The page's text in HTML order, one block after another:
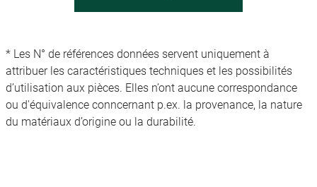
* Les N° de références données servent uniquement à
attribuer les caractéristiques techniques et les possibilités
d’utilisation aux pièces. Elles n’ont aucune correspondance
ou d'équivalence conncernant p.ex. la provenance, la nature
du matériaux d’origine ou la durabilité.